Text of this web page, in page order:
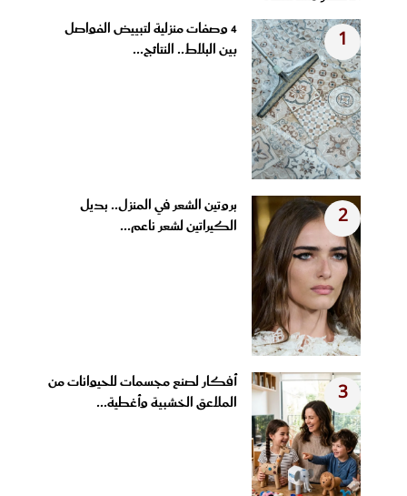
1
4 وصفات منزلية لتبييض الفواصل
بين البلاط.. النتائج...
2
بروتين الشعر في المنزل.. بديل
الكيراتين لشعر ناعم...
3
أفكار لصنع مجسمات للحيوانات من
الملاعق الخشبية وأغطية...